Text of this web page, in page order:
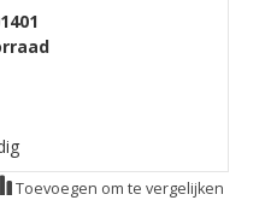
Toevoegen om te vergelijken